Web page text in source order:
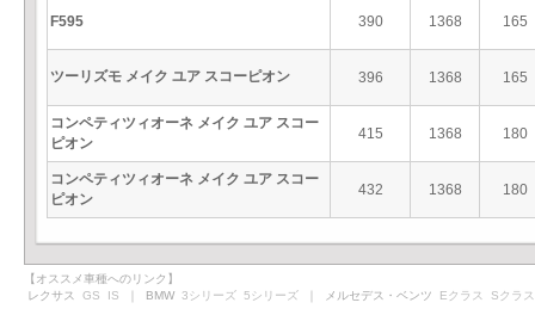
F595 390 1368 165
ツーリズモ メイク ユア スコーピオン 396 1368 165
コンペティツィオーネ メイク ユア スコー
ピオン
415 1368 180
コンペティツィオーネ メイク ユア スコー
ピオン
432 1368 180
【オススメ車種へのリンク】
レクサス GS IS ｜ BMW 3シリーズ 5シリーズ ｜ メルセデス・ベンツ Eクラス Sクラス